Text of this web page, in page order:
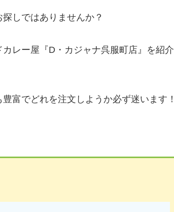
しではありませんか？
レー屋『D・カジャナ呉服町店』を紹介
富でどれを注文しようか必ず迷います！